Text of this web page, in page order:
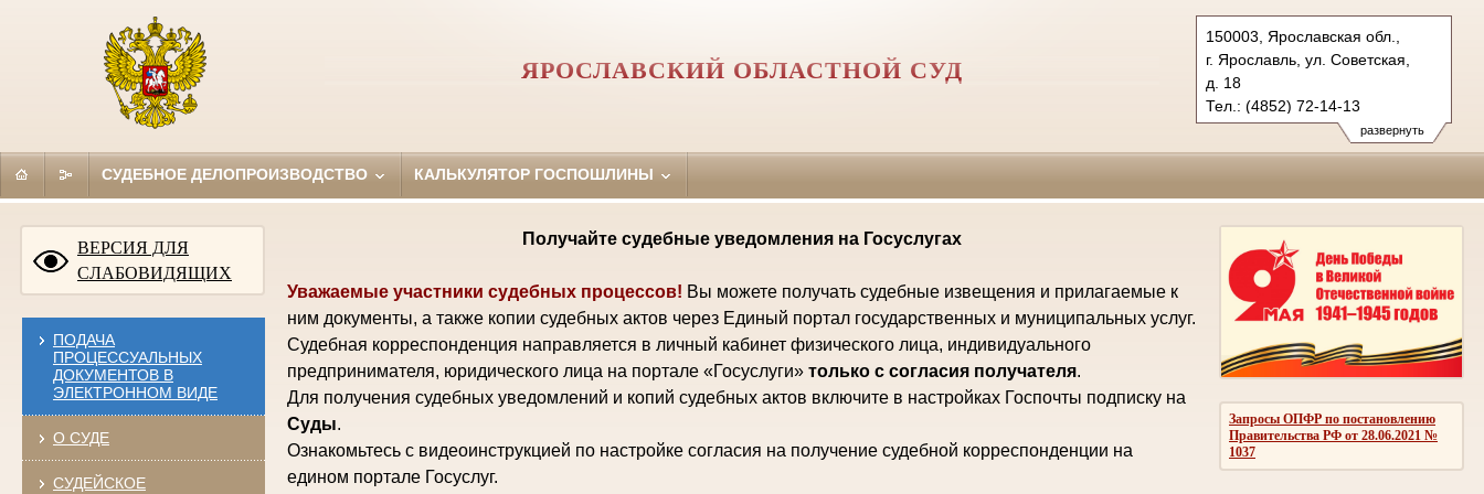
развернуть
150003, Ярославская обл.,
г. Ярославль, ул. Советская,
д. 18
Тел.: (4852) 72-14-13
oblsud.jrs@sudrf.ru
law@law.yar.ru
ЯРОСЛАВСКИЙ ОБЛАСТНОЙ СУД
СУДЕБНОЕ ДЕЛОПРОИЗВОДСТВО КАЛЬКУЛЯТОР ГОСПОШЛИНЫ
ВЕРСИЯ ДЛЯ
СЛАБОВИДЯЩИХ
ПОДАЧА
ПРОЦЕССУАЛЬНЫХ
ДОКУМЕНТОВ В
ЭЛЕКТРОННОМ ВИДЕ
О СУДЕ
СУДЕЙСКОЕ
Запросы ОПФР по постановлению
Правительства РФ от 28.06.2021 №
1037
Получайте судебные уведомления на Госуслугах
Уважаемые участники судебных процессов! Вы можете получать судебные извещения и прилагаемые к
ним документы, а также копии судебных актов через Единый портал государственных и муниципальных услуг.
Судебная корреспонденция направляется в личный кабинет физического лица, индивидуального
предпринимателя, юридического лица на портале «Госуслуги» только с согласия получателя.
Для получения судебных уведомлений и копий судебных актов включите в настройках Госпочты подписку на
Суды.
Ознакомьтесь с видеоинструкцией по настройке согласия на получение судебной корреспонденции на
едином портале Госуслуг.